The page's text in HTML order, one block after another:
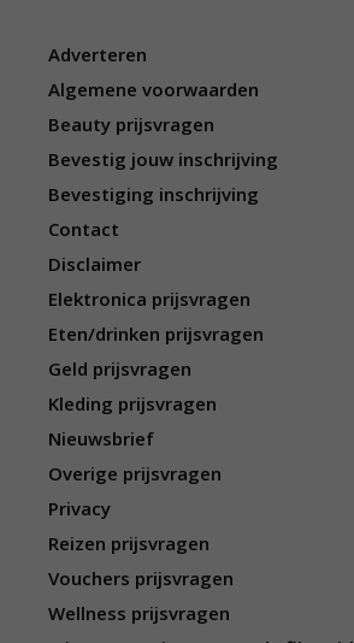
Adverteren
Algemene voorwaarden
Beauty prijsvragen
Bevestig jouw inschrijving
Bevestiging inschrijving
Contact
Disclaimer
Elektronica prijsvragen
Eten/drinken prijsvragen
Geld prijsvragen
Kleding prijsvragen
Nieuwsbrief
Overige prijsvragen
Privacy
Reizen prijsvragen
Vouchers prijsvragen
Wellness prijsvragen